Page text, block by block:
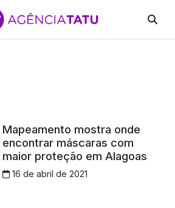
Mapeamento mostra onde
encontrar máscaras com
maior proteção em Alagoas
16 de abril de 2021